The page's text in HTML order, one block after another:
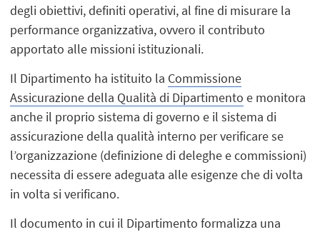
degli obiettivi, definiti operativi, al fine di misurare la
performance organizzativa, ovvero il contributo
apportato alle missioni istituzionali.
Il Dipartimento ha istituito la Commissione
Assicurazione della Qualità di Dipartimento e monitora
anche il proprio sistema di governo e il sistema di
assicurazione della qualità interno per verificare se
l’organizzazione (definizione di deleghe e commissioni)
necessita di essere adeguata alle esigenze che di volta
in volta si verificano.
Il documento in cui il Dipartimento formalizza una